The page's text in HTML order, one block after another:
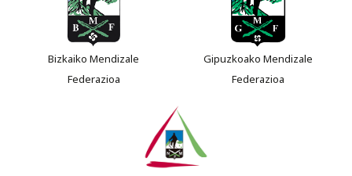
Bizkaiko Mendizale
Federazioa
Gipuzkoako Mendizale
Federazioa